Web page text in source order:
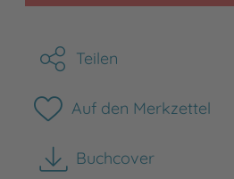
Teilen
Auf den Merkzettel
Buchcover
herunterladen